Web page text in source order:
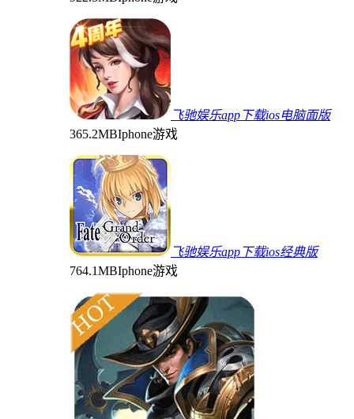
飞驰娱乐app下载ios电脑面版
365.2MBIphone游戏
飞驰娱乐app下载ios经典版
764.1MBIphone游戏